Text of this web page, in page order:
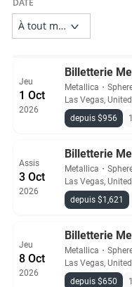
Jeu
1 Oct
2026
Billetterie
Metallica ・
Las Vegas,
depuis $956
Assis
3 Oct
2026
Billetterie
Metallica ・
Las Vegas,
depuis $1,621
Jeu
8 Oct
2026
Billetterie
Metallica ・
Las Vegas,
depuis $650